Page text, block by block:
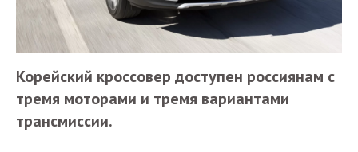
Корейский кроссовер доступен россиянам с
тремя моторами и тремя вариантами
трансмиссии.